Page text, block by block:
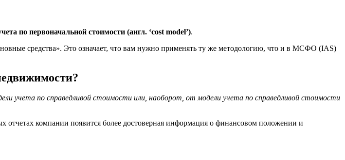
по первоначальной стоимости (англ. ‘cost model’).
средства». Это означает, что вам нужно применять ту же методологию, что и в МСФО (IAS)
учета по справедливой стоимости или, наоборот, от модели учета по справедливой стоимости
отчетах компании появится более достоверная информация о финансовом положении и